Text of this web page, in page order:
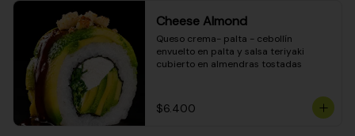
Cheese Almond
Queso crema- palta - cebollín
envuelto en palta y salsa teriyaki
cubierto en almendras tostadas
$6.400